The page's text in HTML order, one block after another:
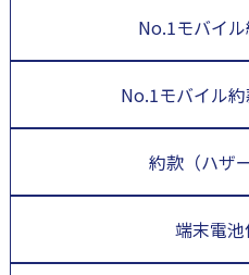
No.1モバイル
No.1モバイル約
約款（ハザ
端末電